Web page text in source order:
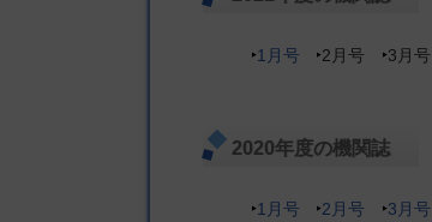
1月号 2月号 3月号
2020年度の機関誌
1月号 2月号 3月号